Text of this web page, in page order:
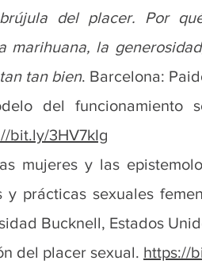
del placer. Por
marihuana, la
tan bien. Barcelona:
del funcionamiento
bit.ly/3HV7kIg
mujeres y las
y prácticas sexuales
Bucknell, Estados
del placer sexual. https://